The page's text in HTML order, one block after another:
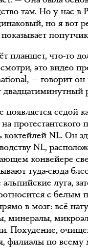
там. Но у нас в
но я вот
планшет, что-то
это видео
— говорит он
двадцатиминутный
появляется седой
протестантского
коктейлей NL. Он
NL,
конвейере
туда-сюда
альпийские луга,
с белым
в мозг: всё
минералы,
Похудение,
филиалы по всему